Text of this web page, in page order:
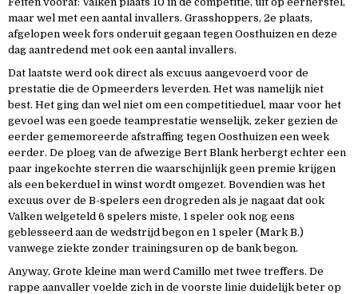
maar wel met een aantal invallers. Grasshoppers, 2e plaats,
afgelopen week fors onderuit gegaan tegen Oosthuizen en deze
dag aantredend met ook een aantal invallers.
Dat laatste werd ook direct als excuus aangevoerd voor de
prestatie die de Opmeerders leverden. Het was namelijk niet
best. Het ging dan wel niet om een competitieduel, maar voor het
gevoel was een goede teamprestatie wenselijk, zeker gezien de
eerder gememoreerde afstraffing tegen Oosthuizen een week
eerder. De ploeg van de afwezige Bert Blank herbergt echter een
paar ingekochte sterren die waarschijnlijk geen premie krijgen
als een bekerduel in winst wordt omgezet. Bovendien was het
excuus over de B-spelers een drogreden als je nagaat dat ook
Valken welgeteld 6 spelers miste, 1 speler ook nog eens
geblesseerd aan de wedstrijd begon en 1 speler (Mark B.)
vanwege ziekte zonder trainingsuren op de bank begon.
Anyway, Grote kleine man werd Camillo met twee treffers. De
rappe aanvaller voelde zich in de voorste linie duidelijk beter op